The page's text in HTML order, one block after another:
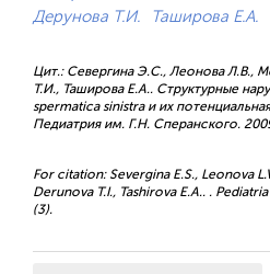
Дерунова Т.И.
Таширова Е.А.
Цит.: Севергина Э.С., Леонова Л.В.,
Т.И., Таширова Е.А.. Структурные
spermatica sinistra и их
Педиатрия им. Г.Н. Сперанского.
For citation: Severgina E.S., Leonova
Derunova T.I., Tashirova E.A.. .
(3).